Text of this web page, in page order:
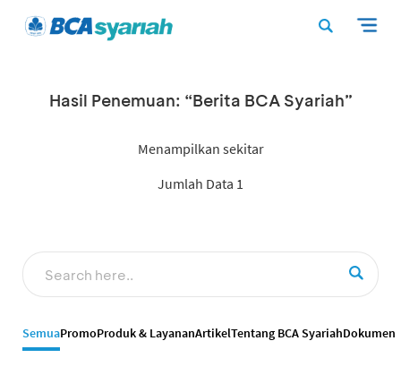
Hasil Penemuan: “Berita BCA Syariah”
Menampilkan sekitar
Jumlah Data 1
SemuaPromoProduk & LayananArtikelTentang BCA SyariahDokumen